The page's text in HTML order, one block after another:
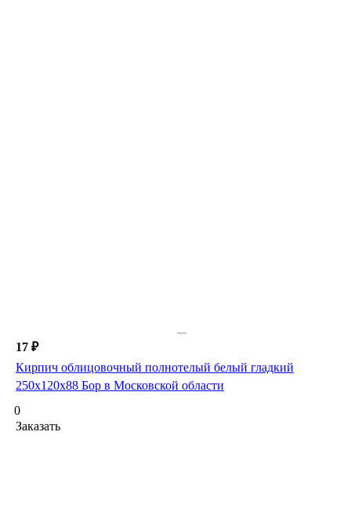
17 ₽
Кирпич облицовочный полнотелый белый гладкий
250х120х88 Бор в Московской области
0
Заказать